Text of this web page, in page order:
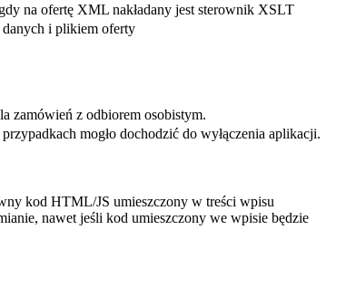
na ofertę XML nakładany jest sterownik XSLT
i plikiem oferty
zamówień z odbiorem osobistym.
mogło dochodzić do wyłączenia aplikacji.
kod HTML/JS umieszczony w treści wpisu
nawet jeśli kod umieszczony we wpisie będzie